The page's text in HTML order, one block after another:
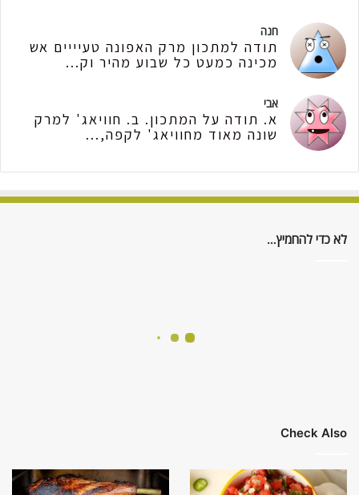
חנה
תודה למתכון מרק האפונה טעיייים אש
מכינה כמעט כל שבוע מהיר וק...
אבי
א. תודה על המתכון. ב. חוויאג' למרק
שונה מאוד מחוויאג' לקפה,...
לא כדי להחמיץ…
Check Also